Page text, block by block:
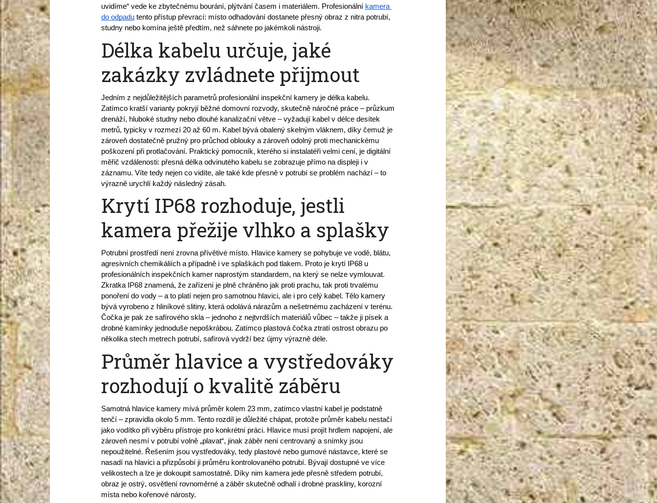
uvidíme“ vede ke zbytečnému bourání, plýtvání časem i materiálem. Profesionální kamera
do odpadu tento přístup převrací: místo odhadování dostanete přesný obraz z nitra potrubí,
studny nebo komína ještě předtím, než sáhnete po jakémkoli nástroji.
Délka kabelu určuje, jaké
zakázky zvládnete přijmout
Jedním z nejdůležitějších parametrů profesionální inspekční kamery je délka kabelu.
Zatímco kratší varianty pokryjí běžné domovní rozvody, skutečně náročné práce – průzkum
drenáží, hluboké studny nebo dlouhé kanalizační větve – vyžadují kabel v délce desítek
metrů, typicky v rozmezí 20 až 60 m. Kabel bývá obalený skelným vláknem, díky čemuž je
zároveň dostatečně pružný pro průchod oblouky a zároveň odolný proti mechanickému
poškození při protlačování. Praktický pomocník, kterého si instalatéři velmi cení, je digitální
měřič vzdálenosti: přesná délka odvinutého kabelu se zobrazuje přímo na displeji i v
záznamu. Víte tedy nejen co vidíte, ale také kde přesně v potrubí se problém nachází – to
výrazně urychlí každý následný zásah.
Krytí IP68 rozhoduje, jestli
kamera přežije vlhko a splašky
Potrubní prostředí není zrovna přívětivé místo. Hlavice kamery se pohybuje ve vodě, blátu,
agresivních chemikáliích a případně i ve splaškách pod tlakem. Proto je krytí IP68 u
profesionálních inspekčních kamer naprostým standardem, na který se nelze vymlouvat.
Zkratka IP68 znamená, že zařízení je plně chráněno jak proti prachu, tak proti trvalému
ponoření do vody – a to platí nejen pro samotnou hlavici, ale i pro celý kabel. Tělo kamery
bývá vyrobeno z hliníkové slitiny, která odolává nárazům a nešetrnému zacházení v terénu.
Čočka je pak ze safírového skla – jednoho z nejtvrdších materiálů vůbec – takže ji písek a
drobné kamínky jednoduše nepoškrábou. Zatímco plastová čočka ztratí ostrost obrazu po
několika stech metrech potrubí, safírová vydrží bez újmy výrazně déle.
Průměr hlavice a vystředováky
rozhodují o kvalitě záběru
Samotná hlavice kamery mívá průměr kolem 23 mm, zatímco vlastní kabel je podstatně
tenčí – zpravidla okolo 5 mm. Tento rozdíl je důležité chápat, protože průměr kabelu nestačí
jako vodítko při výběru přístroje pro konkrétní práci. Hlavice musí projít hrdlem napojení, ale
zároveň nesmí v potrubí volně „plavat“, jinak záběr není centrovaný a snímky jsou
nepoužitelné. Řešením jsou vystředováky, tedy plastové nebo gumové nástavce, které se
nasadí na hlavici a přizpůsobí ji průměru kontrolovaného potrubí. Bývají dostupné ve více
velikostech a lze je dokoupit samostatně. Díky nim kamera jede přesně středem potrubí,
obraz je ostrý, osvětlení rovnoměrné a záběr skutečně odhalí i drobné praskliny, korozní
místa nebo kořenové nárosty.